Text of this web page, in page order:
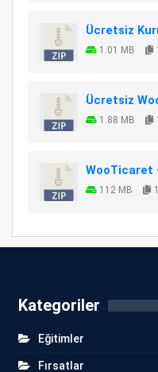
Ücretsiz
1.01 MB
Ücretsiz
1.88 MB
WooTicaret
112 MB
Kategoriler
Eğitimler
Fırsatlar